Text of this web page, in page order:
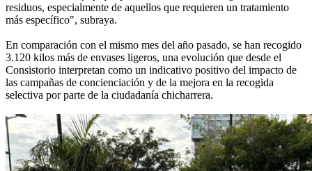
residuos, especialmente de aquellos que requieren un tratamiento
más específico", subraya.
En comparación con el mismo mes del año pasado, se han recogido
3.120 kilos más de envases ligeros, una evolución que desde el
Consistorio interpretan como un indicativo positivo del impacto de
las campañas de concienciación y de la mejora en la recogida
selectiva por parte de la ciudadanía chicharrera.